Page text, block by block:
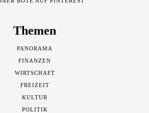
Themen
PANORAMA
FINANZEN
WIRTSCHAFT
FREIZEIT
KULTUR
POLITIK